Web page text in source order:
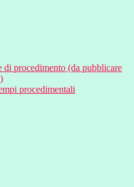
di procedimento (da pubblicare
procedimentali